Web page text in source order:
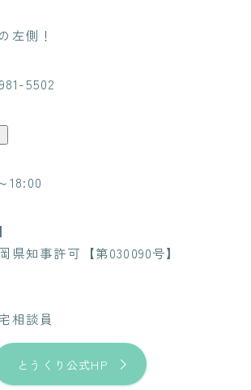
左側！
5502
18:00
知事許可【第030090号】
相談員
とうくり公式HP